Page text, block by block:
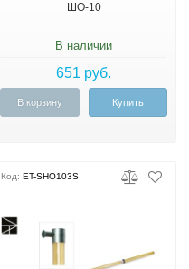
ШО-10
В наличии
651 руб.
В корзину Купить
Код: ET-SHO103S